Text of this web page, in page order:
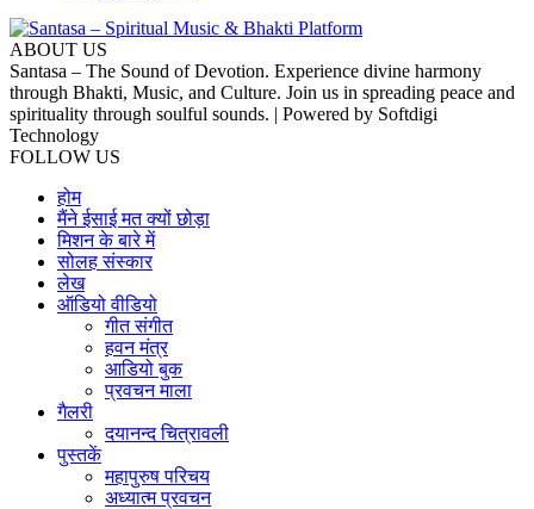
ABOUT US
Santasa – The Sound of Devotion. Experience divine harmony
through Bhakti, Music, and Culture. Join us in spreading peace and
spirituality through soulful sounds. | Powered by Softdigi
Technology
FOLLOW US
होम
मैंने ईसाई मत क्यों छोड़ा
मिशन के बारे में
सोलह संस्कार
लेख
ऑडियो वीडियो
गीत संगीत
हवन मंत्र
आडियो बुक
प्रवचन माला
गैलरी
दयानन्द चित्रावली
पुस्तकें
महापुरुष परिचय
अध्यात्म प्रवचन